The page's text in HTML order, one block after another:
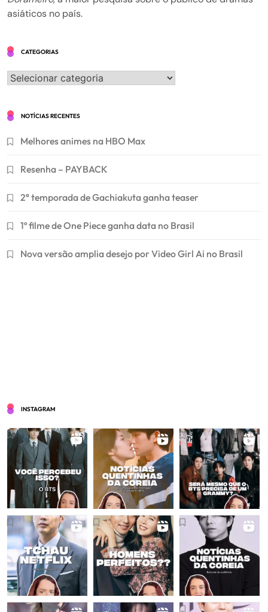
asiáticos no país.
CATEGORIAS
Categorias
NOTÍCIAS RECENTES
Melhores animes na HBO Max
Resenha – PAYBACK
2ª temporada de Gachiakuta ganha teaser
1º filme de One Piece ganha data no Brasil
Nova versão amplia desejo por Video Girl Ai no Brasil
INSTAGRAM